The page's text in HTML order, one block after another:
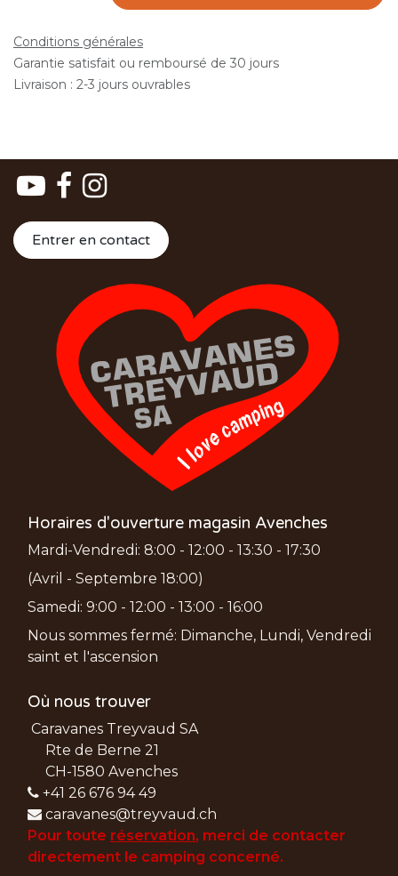
Conditions générales
Garantie satisfait ou remboursé de 30 jours
Livraison : 2-3 jours ouvrables
Entrer en contact
Horaires d'ouverture magasin Avenches
Mardi-Vendredi: 8:00 - 12:00 - 13:30 - 17:30
(Avril - Septembre 18:00)
Samedi: 9:00 - 12:00 - 13:00 - 16:00
Nous sommes fermé: Dimanche, Lundi, Vendredi
saint et l'ascension
Où nous trouver
Caravanes Treyvaud SA
Rte de Berne 21
CH-1580 Avenches
+41 26 676 94 49
caravanes@treyvaud.ch
Pour toute réservation, merci de contacter
directement le camping concerné.